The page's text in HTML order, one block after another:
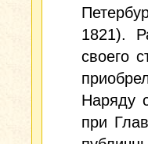
1821).
своего
Наряду
при